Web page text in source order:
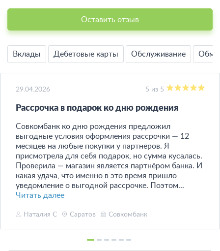
Оставить отзыв
Вклады Дебетовые карты Обслуживание
29.04.2026 5 из 5
Рассрочка в подарок ко дню рождения
Совкомбанк ко дню рождения предложил
выгодные условия оформления рассрочки — 12
месяцев на любые покупки у партнёров. Я
присмотрела для себя подарок, но сумма кусалась.
Проверила — магазин является партнёром банка. И
какая удача, что именно в это время пришло
уведомление о выгодной рассрочке. Поэтом...
Читать далее
Наталия С Саратов Совкомбанк